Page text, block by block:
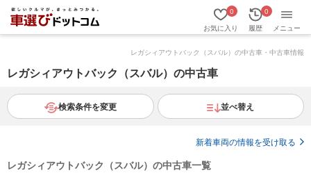
お気に入り
0
履歴
0
メニュー
レガシィアウトバック（スバル）の中古車・中古車情報
レガシィアウトバック（スバル）の中古車
検索条件を変更 並べ替え
新着車両の情報を受け取る
レガシィアウトバック（スバル）の中古車一覧